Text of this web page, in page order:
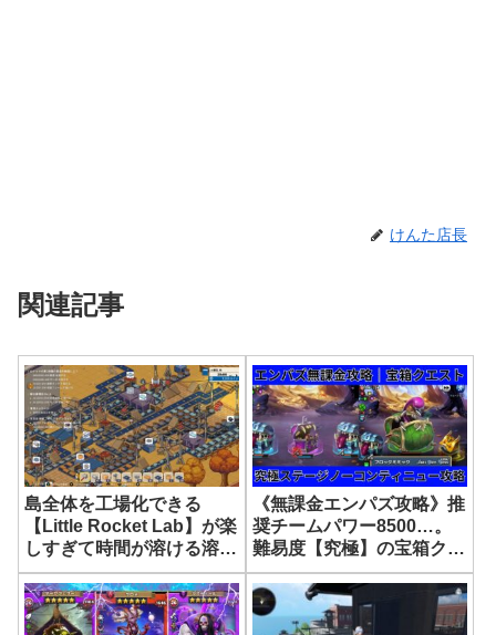
けんた店長
関連記事
島全体を工場化できる
【Little Rocket Lab】が楽
しすぎて時間が溶ける溶け
る…｜リトルロケットラボ
《無課金エンパズ攻略》推
奨チームパワー8500…。
難易度【究極】の宝箱クエ
ストがエグい｜ノーコンテ
ィニュークリア方法
【empires & puzzles】